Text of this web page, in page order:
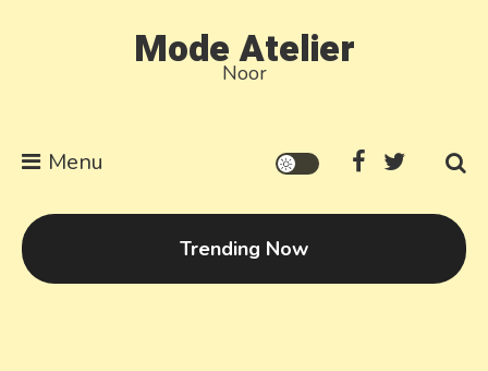
Mode Atelier
Noor
Menu
Trending Now